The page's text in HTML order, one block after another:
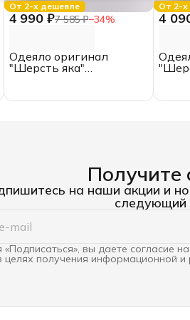
От 2-х дешевле
4 990 ₽7 585 ₽−34%
Одеяло оригинал
"Шерсть яка"
От 2-х
4
Получите
на наши акции и
следующий
вы даете согласие
целях получения информационной и